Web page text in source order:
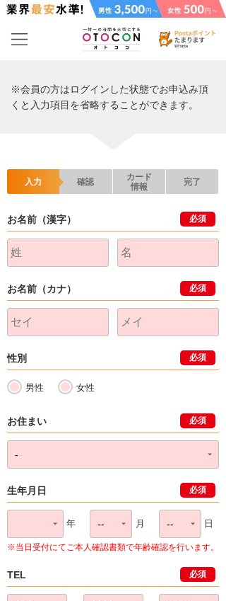
※会員の方はログインした状態でお申込み頂
くと入力項目を省略することができます。
入力 確認
カード
情報
完了
お名前（漢字） 必須
お名前（カナ） 必須
性別 必須
男性 女性
お住まい 必須
生年月日 必須
年 月 日
※当日受付にてご本人確認書類で年齢確認を行います。
TEL 必須